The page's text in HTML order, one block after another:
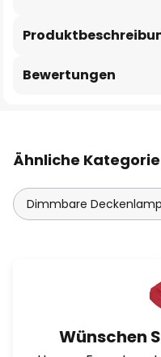
Bewertungen
Ähnliche
Dimmbare
Wünschen